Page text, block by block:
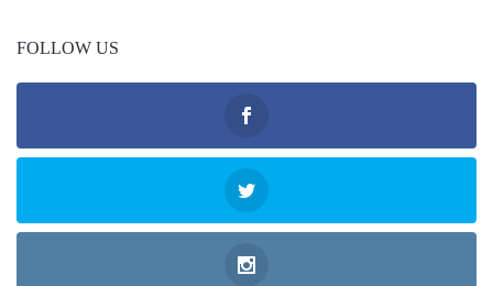
FOLLOW US